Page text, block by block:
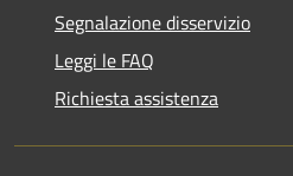
Segnalazione disservizio
Leggi le FAQ
Richiesta assistenza